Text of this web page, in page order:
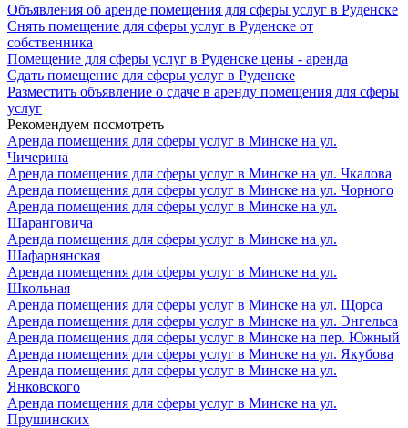
Объявления об аренде помещения для сферы услуг в Руденске
Снять помещение для сферы услуг в Руденске от
собственника
Помещение для сферы услуг в Руденске цены - аренда
Сдать помещение для сферы услуг в Руденске
Разместить объявление о сдаче в аренду помещения для сферы
услуг
Рекомендуем посмотреть
Аренда помещения для сферы услуг в Минске на ул.
Чичерина
Аренда помещения для сферы услуг в Минске на ул. Чкалова
Аренда помещения для сферы услуг в Минске на ул. Чорного
Аренда помещения для сферы услуг в Минске на ул.
Шаранговича
Аренда помещения для сферы услуг в Минске на ул.
Шафарнянская
Аренда помещения для сферы услуг в Минске на ул.
Школьная
Аренда помещения для сферы услуг в Минске на ул. Щорса
Аренда помещения для сферы услуг в Минске на ул. Энгельса
Аренда помещения для сферы услуг в Минске на пер. Южный
Аренда помещения для сферы услуг в Минске на ул. Якубова
Аренда помещения для сферы услуг в Минске на ул.
Янковского
Аренда помещения для сферы услуг в Минске на ул.
Прушинских